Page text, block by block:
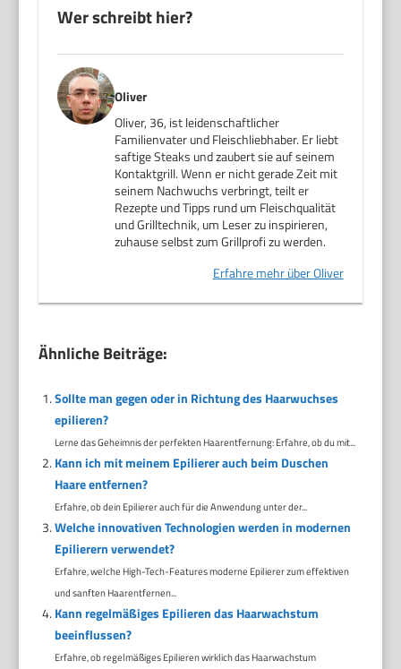
Wer schreibt hier?
Oliver
Oliver, 36, ist leidenschaftlicher
Familienvater und Fleischliebhaber. Er liebt
saftige Steaks und zaubert sie auf seinem
Kontaktgrill. Wenn er nicht gerade Zeit mit
seinem Nachwuchs verbringt, teilt er
Rezepte und Tipps rund um Fleischqualität
und Grilltechnik, um Leser zu inspirieren,
zuhause selbst zum Grillprofi zu werden.
Erfahre mehr über Oliver
Ähnliche Beiträge:
Sollte man gegen oder in Richtung des Haarwuchses
epilieren?
Lerne das Geheimnis der perfekten Haarentfernung: Erfahre, ob du mit...
Kann ich mit meinem Epilierer auch beim Duschen
Haare entfernen?
Erfahre, ob dein Epilierer auch für die Anwendung unter der...
Welche innovativen Technologien werden in modernen
Epilierern verwendet?
Erfahre, welche High-Tech-Features moderne Epilierer zum effektiven
und sanften Haarentfernen...
Kann regelmäßiges Epilieren das Haarwachstum
beeinflussen?
Erfahre, ob regelmäßiges Epilieren wirklich das Haarwachstum